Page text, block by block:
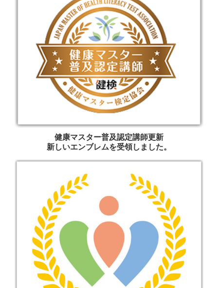
健康マスター普及認定講師更新
新しいエンブレムを受領しました。